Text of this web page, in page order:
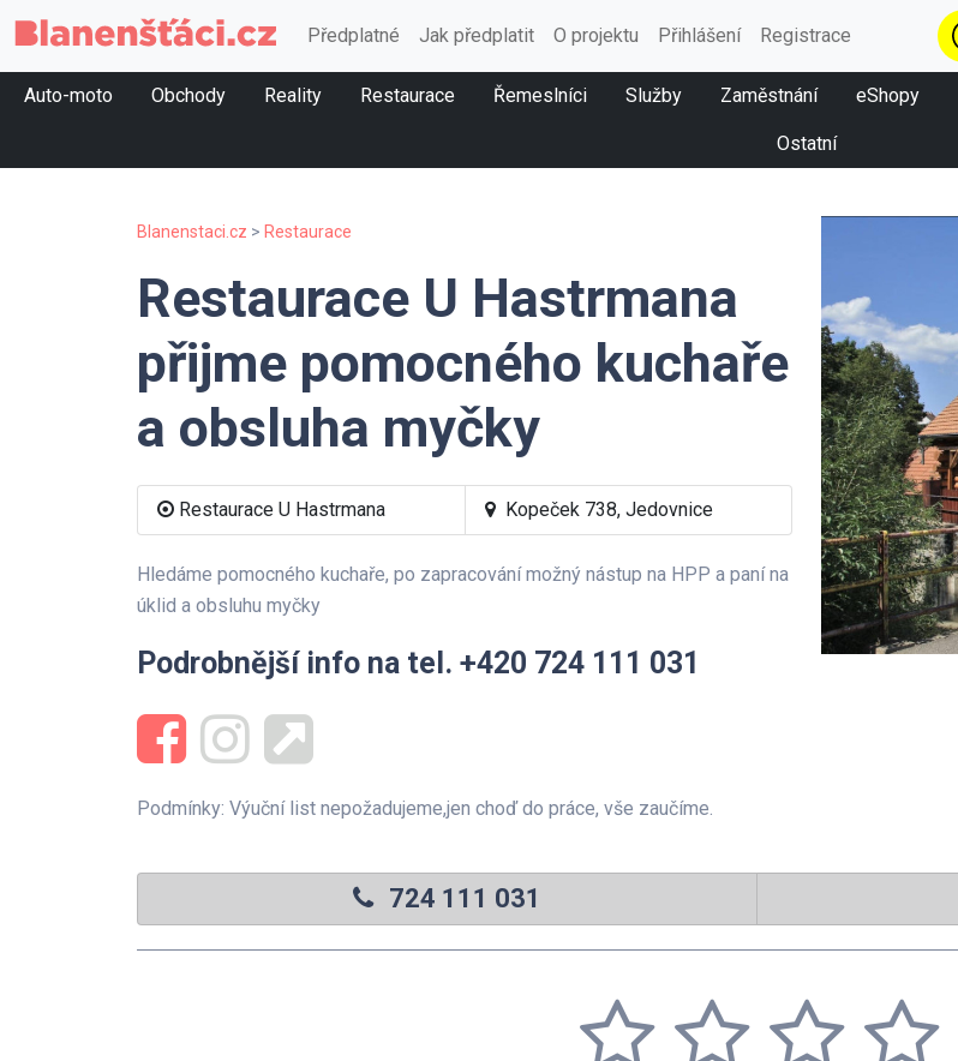
Předplatné Jak předplatit O projektu Přihlášení Registrace
Auto-moto Obchody Reality Restaurace Řemeslníci Služby Zaměstnání eShopy
Ostatní
Blanenstaci.cz > Restaurace
Restaurace U Hastrmana
přijme pomocného kuchaře
a obsluha myčky
Restaurace U Hastrmana Kopeček 738, Jedovnice
Hledáme pomocného kuchaře, po zapracování možný nástup na HPP a paní na
úklid a obsluhu myčky
Podrobnější info na tel. +420 724 111 031
Podmínky: Výuční list nepožadujeme,jen choď do práce, vše zaučíme.
724 111 031